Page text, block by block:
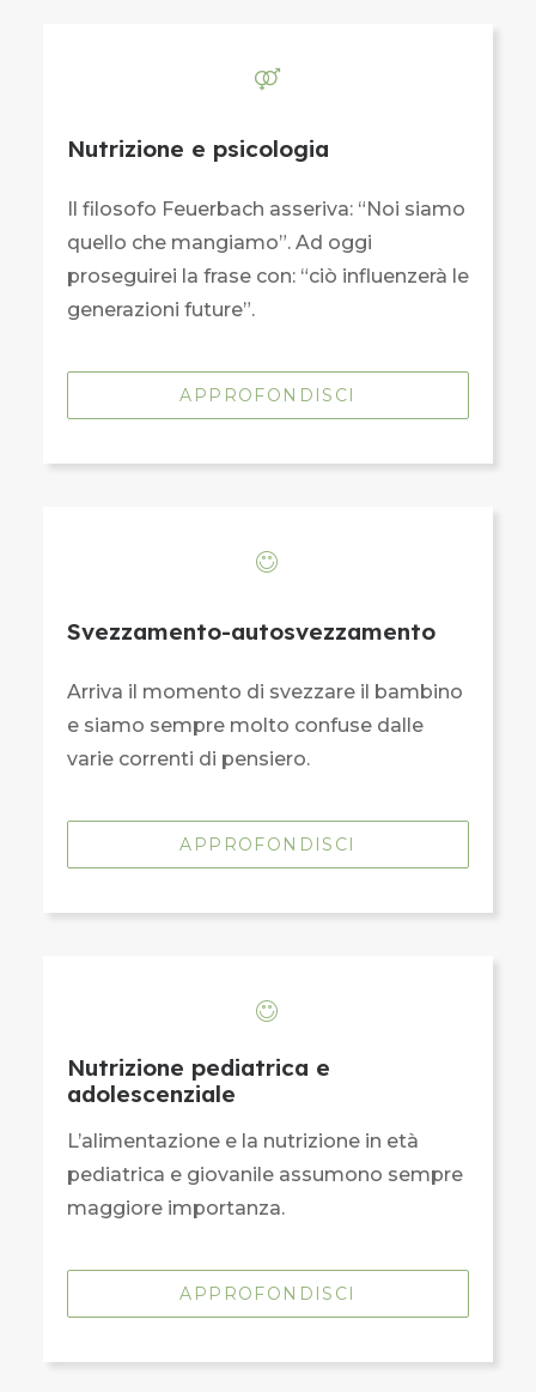
Nutrizione e psicologia
Il filosofo Feuerbach asseriva: “Noi siamo
quello che mangiamo”. Ad oggi
proseguirei la frase con: “ciò influenzerà le
generazioni future”.
APPROFONDISCI
Svezzamento-autosvezzamento
Arriva il momento di svezzare il bambino
e siamo sempre molto confuse dalle
varie correnti di pensiero.
APPROFONDISCI
Nutrizione pediatrica e
adolescenziale
L’alimentazione e la nutrizione in età
pediatrica e giovanile assumono sempre
maggiore importanza.
APPROFONDISCI